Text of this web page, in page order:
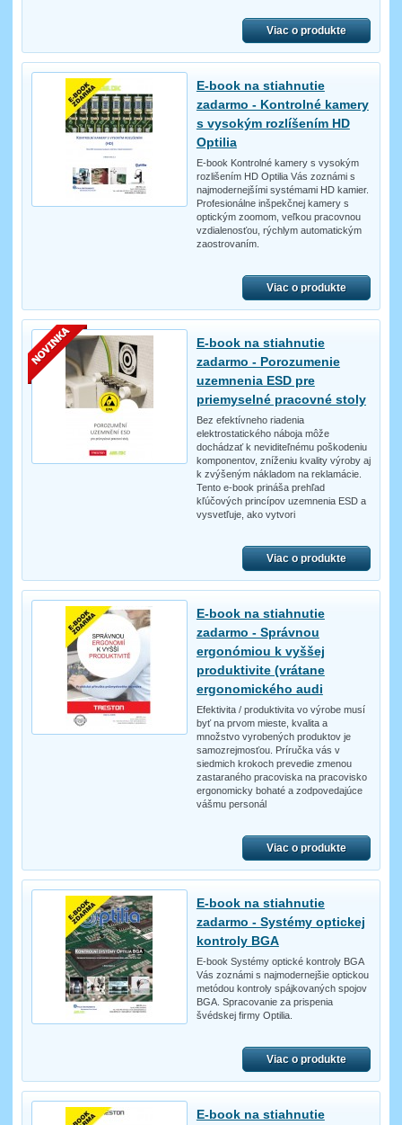
Viac o produkte
E-book na stiahnutie
zadarmo - Kontrolné kamery
s vysokým rozlíšením HD
Optilia
E-book Kontrolné kamery s vysokým
rozlišením HD Optilia Vás zoznámi s
najmodernejšími systémami HD kamier.
Profesionálne inšpekčnej kamery s
optickým zoomom, veľkou pracovnou
vzdialenosťou, rýchlym automatickým
zaostrovaním.
Viac o produkte
E-book na stiahnutie
zadarmo - Porozumenie
uzemnenia ESD pre
priemyselné pracovné stoly
Bez efektívneho riadenia
elektrostatického náboja môže
dochádzať k neviditeľnému poškodeniu
komponentov, zníženiu kvality výroby aj
k zvýšeným nákladom na reklamácie.
Tento e-book prináša prehľad
kľúčových princípov uzemnenia ESD a
vysvetľuje, ako vytvori
Viac o produkte
E-book na stiahnutie
zadarmo - Správnou
ergonómiou k vyššej
produktivite (vrátane
ergonomického audi
Efektivita / produktivita vo výrobe musí
byť na prvom mieste, kvalita a
množstvo vyrobených produktov je
samozrejmosťou. Príručka vás v
siedmich krokoch prevedie zmenou
zastaraného pracoviska na pracovisko
ergonomicky bohaté a zodpovedajúce
vášmu personál
Viac o produkte
E-book na stiahnutie
zadarmo - Systémy optickej
kontroly BGA
E-book Systémy optické kontroly BGA
Vás zoznámi s najmodernejšie optickou
metódou kontroly spájkovaných spojov
BGA. Spracovanie za prispenia
švédskej firmy Optilia.
Viac o produkte
E-book na stiahnutie